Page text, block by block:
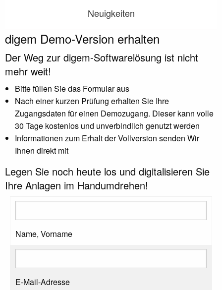
Neuigkeiten
digem Demo-Version erhalten
Der Weg zur digem-Softwarelösung ist nicht
mehr weit!
Bitte füllen Sie das Formular aus
Nach einer kurzen Prüfung erhalten Sie Ihre
Zugangsdaten für einen Demozugang. Dieser kann volle
30 Tage kostenlos und unverbindlich genutzt werden
Informationen zum Erhalt der Vollversion senden Wir
Ihnen direkt mit
Legen Sie noch heute los und digitalisieren Sie
Ihre Anlagen im Handumdrehen!
Name, Vorname
E-Mail-Adresse